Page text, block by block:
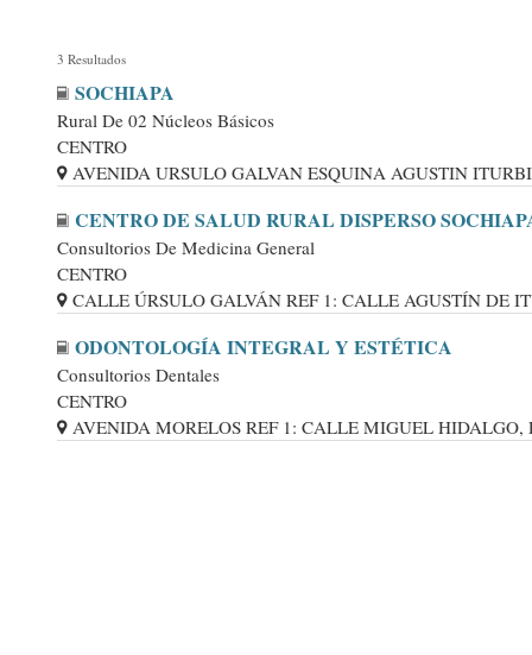
3 Resultados
SOCHIAPA
Rural De 02 Núcleos Básicos
CENTRO
AVENIDA URSULO GALVAN ESQUINA AGUSTIN
CENTRO DE SALUD RURAL DISPERSO
Consultorios De Medicina General
CENTRO
CALLE ÚRSULO GALVÁN REF 1: CALLE AGUSTÍN DE
ODONTOLOGÍA INTEGRAL Y ESTÉTICA
Consultorios Dentales
CENTRO
AVENIDA MORELOS REF 1: CALLE MIGUEL HIDALGO,